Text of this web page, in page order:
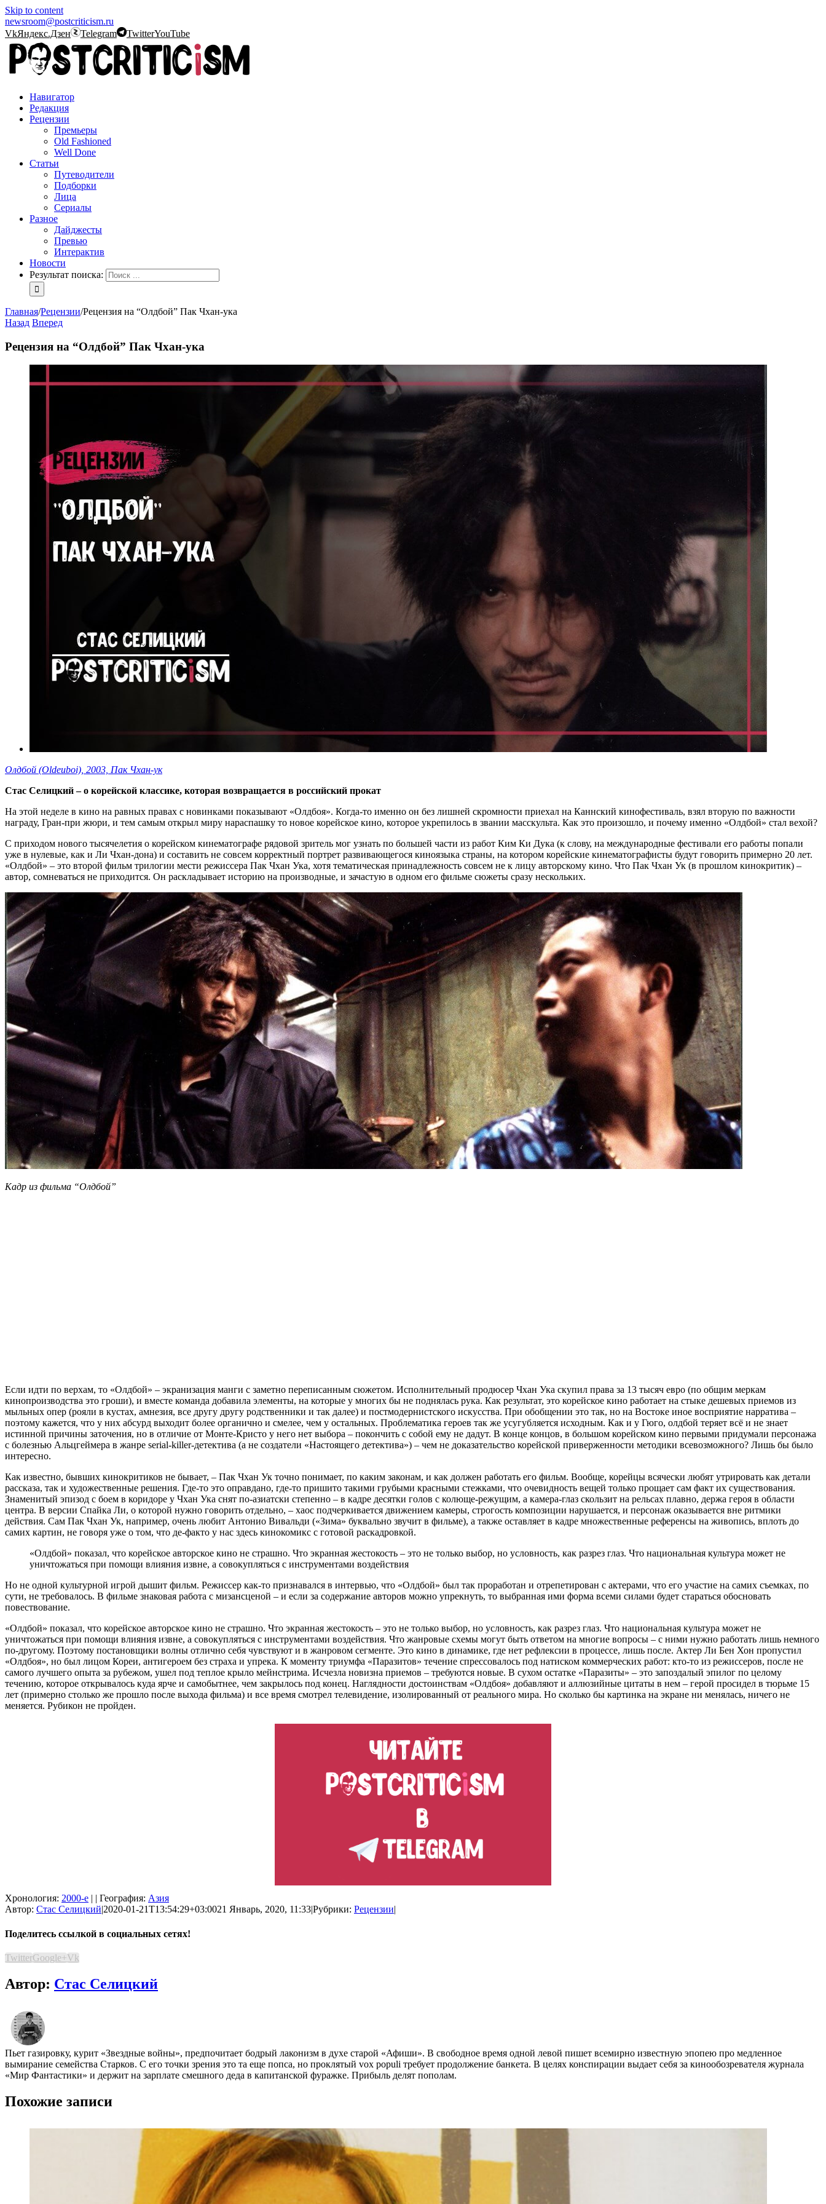
Skip to content
newsroom@postcriticism.ru
VkЯндекс.Дзен Telegram TwitterYouTube
Навигатор
Редакция
Рецензии
Премьеры
Old Fashioned
Well Done
Статьи
Путеводители
Подборки
Лица
Сериалы
Разное
Дайджесты
Превью
Интерактив
Новости
Результат поиска:
Главная/Рецензии/Рецензия на “Олдбой” Пак Чхан-ука
Назад Вперед
Рецензия на “Олдбой” Пак Чхан-ука
Олдбой (Oldeuboi), 2003, Пак Чхан-ук
Стас Селицкий – о корейской классике, которая возвращается в российский прокат
На этой неделе в кино на равных правах с новинками показывают «Олдбоя». Когда-то именно он без лишней скромности приехал на Каннский кинофестиваль, взял вторую по важности
награду, Гран-при жюри, и тем самым открыл миру нараспашку то новое корейское кино, которое укрепилось в звании масскульта. Как это произошло, и почему именно «Олдбой» стал вехой?
С приходом нового тысячелетия о корейском кинематографе рядовой зритель мог узнать по большей части из работ Ким Ки Дука (к слову, на международные фестивали его работы попали
уже в нулевые, как и Ли Чхан-дона) и составить не совсем корректный портрет развивающегося киноязыка страны, на котором корейские кинематографисты будут говорить примерно 20 лет.
«Олдбой» – это второй фильм трилогии мести режиссера Пак Чхан Ука, хотя тематическая принадлежность совсем не к лицу авторскому кино. Что Пак Чхан Ук (в прошлом кинокритик) –
автор, сомневаться не приходится. Он раскладывает историю на производные, и зачастую в одном его фильме сюжеты сразу нескольких.
Кадр из фильма “Олдбой”
Если идти по верхам, то «Олдбой» – экранизация манги с заметно переписанным сюжетом. Исполнительный продюсер Чхан Ука скупил права за 13 тысяч евро (по общим меркам
кинопроизводства это гроши), и вместе команда добавила элементы, на которые у многих бы не поднялась рука. Как результат, это корейское кино работает на стыке дешевых приемов из
мыльных опер (рояли в кустах, амнезия, все другу другу родственники и так далее) и постмодернистского искусства. При обобщении это так, но на Востоке иное восприятие нарратива –
поэтому кажется, что у них абсурд выходит более органично и смелее, чем у остальных. Проблематика героев так же усугубляется исходным. Как и у Гюго, олдбой теряет всё и не знает
истинной причины заточения, но в отличие от Монте-Кристо у него нет выбора – покончить с собой ему не дадут. В конце концов, в большом корейском кино первыми придумали персонажа
с болезнью Альцгеймера в жанре serial-killer-детектива (а не создатели «Настоящего детектива») – чем не доказательство корейской приверженности методики всевозможного? Лишь бы было
интересно.
Как известно, бывших кинокритиков не бывает, – Пак Чхан Ук точно понимает, по каким законам, и как должен работать его фильм. Вообще, корейцы всячески любят утрировать как детали
рассказа, так и художественные решения. Где-то это оправдано, где-то пришито такими грубыми красными стежками, что очевидность вещей только прощает сам факт их существования.
Знаменитый эпизод с боем в коридоре у Чхан Ука снят по-азиатски степенно – в кадре десятки голов с колюще-режущим, а камера-глаз скользит на рельсах плавно, держа героя в области
центра. В версии Спайка Ли, о которой нужно говорить отдельно, – хаос подчеркивается движением камеры, строгость композиции нарушается, и персонаж оказывается вне ритмики
действия. Сам Пак Чхан Ук, например, очень любит Антонио Вивальди («Зима» буквально звучит в фильме), а также оставляет в кадре множественные референсы на живопись, вплоть до
самих картин, не говоря уже о том, что де-факто у нас здесь кинокомикс с готовой раскадровкой.
«Олдбой» показал, что корейское авторское кино не страшно. Что экранная жестокость – это не только выбор, но условность, как разрез глаз. Что национальная культура может не
уничтожаться при помощи влияния извне, а совокупляться с инструментами воздействия
Но не одной культурной игрой дышит фильм. Режиссер как-то признавался в интервью, что «Олдбой» был так проработан и отрепетирован с актерами, что его участие на самих съемках, по
сути, не требовалось. В фильме знаковая работа с мизансценой – и если за содержание авторов можно упрекнуть, то выбранная ими форма всеми силами будет стараться обосновать
повествование.
«Олдбой» показал, что корейское авторское кино не страшно. Что экранная жестокость – это не только выбор, но условность, как разрез глаз. Что национальная культура может не
уничтожаться при помощи влияния извне, а совокупляться с инструментами воздействия. Что жанровые схемы могут быть ответом на многие вопросы – с ними нужно работать лишь немного
по-другому. Поэтому постановщики волны отлично себя чувствуют и в жанровом сегменте. Это кино в динамике, где нет рефлексии в процессе, лишь после. Актер Ли Бен Хон пропустил
«Олдбоя», но был лицом Кореи, антигероем без страха и упрека. К моменту триумфа «Паразитов» течение спрессовалось под натиском коммерческих работ: кто-то из режиссеров, после не
самого лучшего опыта за рубежом, ушел под теплое крыло мейнстрима. Исчезла новизна приемов – требуются новые. В сухом остатке «Паразиты» – это запоздалый эпилог по целому
течению, которое открывалось куда ярче и самобытнее, чем закрылось под конец. Наглядности достоинствам «Олдбоя» добавляют и аллюзийные цитаты в нем – герой просидел в тюрьме 15
лет (примерно столько же прошло после выхода фильма) и все время смотрел телевидение, изолированный от реального мира. Но сколько бы картинка на экране ни менялась, ничего не
меняется. Рубикон не пройден.
Хронология: 2000-е | | География: Азия
Автор: Стас Селицкий|2020-01-21T13:54:29+03:0021 Январь, 2020, 11:33|Рубрики: Рецензии|
Поделитесь ссылкой в социальных сетях!
TwitterGoogle+Vk
Автор: Стас Селицкий
Пьет газировку, курит «Звездные войны», предпочитает бодрый лаконизм в духе старой «Афиши». В свободное время одной левой пишет всемирно известную эпопею про медленное
вымирание семейства Старков. С его точки зрения это та еще попса, но проклятый vox populi требует продолжение банкета. В целях конспирации выдает себя за кинообозревателя журнала
«Мир Фантастики» и держит на зарплате смешного деда в капитанской фуражке. Прибыль делят пополам.
Похожие записи